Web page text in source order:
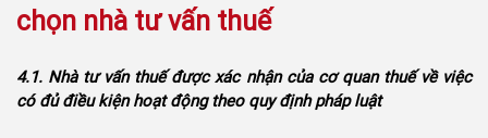
chọn nhà tư vấn thuế
4.1. Nhà tư vấn thuế được xác nhận của cơ quan thuế về việc
có đủ điều kiện hoạt động theo quy định pháp luật